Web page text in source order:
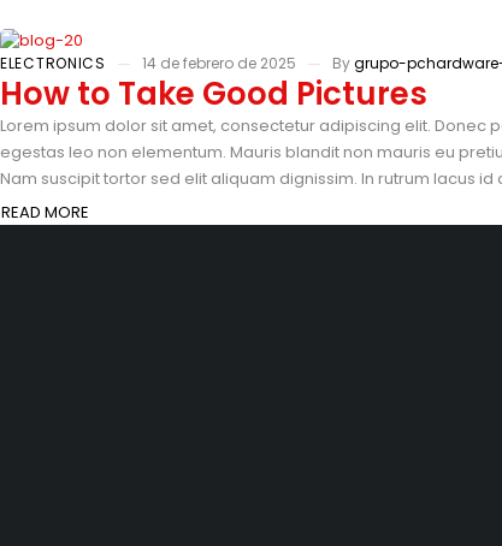
ELECTRONICS 14 de febrero de 2025 Bygrupo-
How to Take Good Pictures
Lorem ipsum dolor sit amet, consectetur adipiscing elit.
egestas leo non elementum. Mauris blandit non mauris eu
Nam suscipit tortor sed elit aliquam dignissim. In rutrum lacus
READ MORE